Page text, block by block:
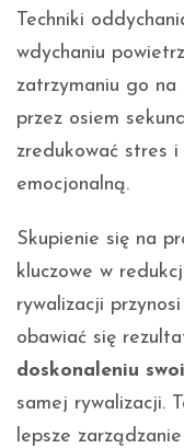
Techniki
wdychaniu
zatrzymaniu go na
przez osiem
zredukować stres
emocjonalną.
Skupienie się na
kluczowe w
rywalizacji
obawiać się
doskonaleniu
samej rywalizacji.
lepsze